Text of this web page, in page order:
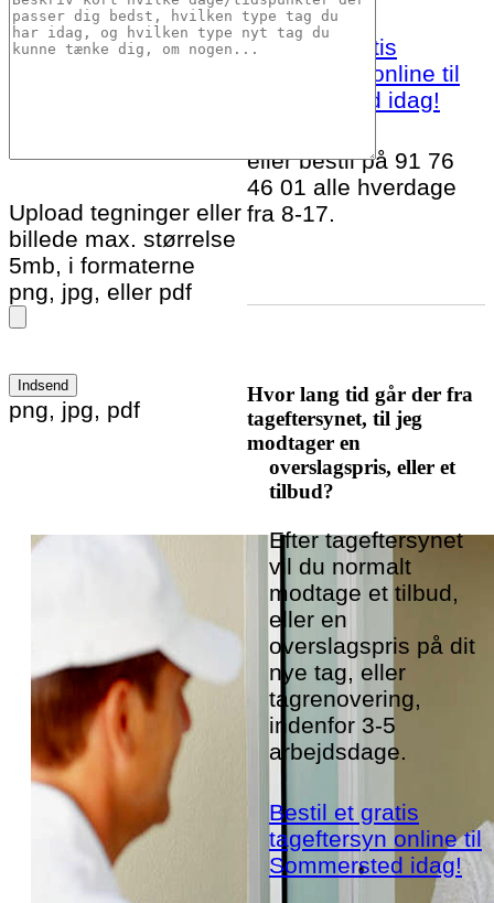
Upload tegninger eller
billede max. størrelse
5mb, i formaterne
png, jpg, eller pdf
Please leave this field empty.
png, jpg, pdf
Bestil et gratis
tageftersyn online til
Sommersted idag!
eller bestil på 91 76
46 01 alle hverdage
fra 8-17.
Hvor lang tid går der fra
tageftersynet, til jeg
modtager en
overslagspris, eller et
tilbud?
Efter tageftersynet
vil du normalt
modtage et tilbud,
eller en
overslagspris på dit
nye tag, eller
tagrenovering,
indenfor 3-5
arbejdsdage.
Bestil et gratis
tageftersyn online til
Sommersted idag!